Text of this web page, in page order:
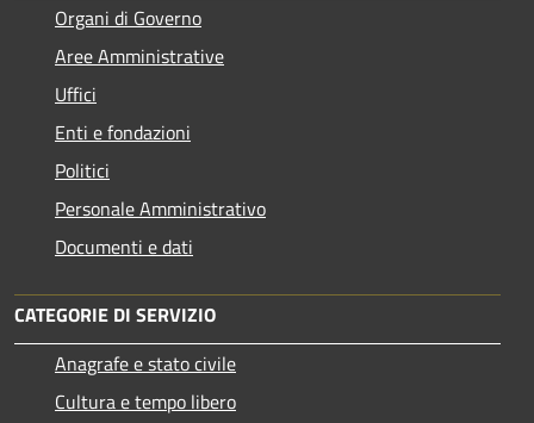
Organi di Governo
Aree Amministrative
Uffici
Enti e fondazioni
Politici
Personale Amministrativo
Documenti e dati
CATEGORIE DI SERVIZIO
Anagrafe e stato civile
Cultura e tempo libero